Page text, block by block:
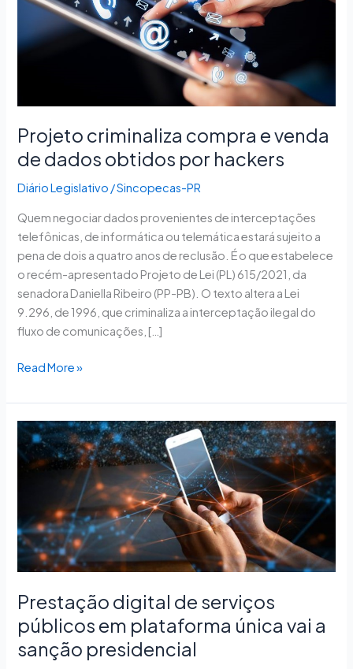
Projeto criminaliza compra e venda
de dados obtidos por hackers
Diário Legislativo /Sincopecas-PR
Quem negociar dados provenientes de interceptações
telefônicas, de informática ou telemática estará sujeito a
pena de dois a quatro anos de reclusão. É o que estabelece
o recém-apresentado Projeto de Lei (PL) 615/2021, da
senadora Daniella Ribeiro (PP-PB). O texto altera a Lei
9.296, de 1996, que criminaliza a interceptação ilegal do
fluxo de comunicações, […]
dados
obtidos
por
Read More »
Prestação digital de serviços
públicos em plataforma única vai a
sanção presidencial
Prestação
digital
de
serviços
públicos
em
plataforma
única
a
sanção
presidencial